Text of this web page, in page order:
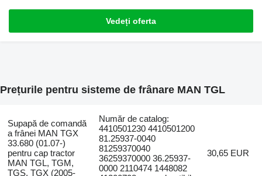
Vedeți oferta
Prețurile pentru sisteme de frânare MAN TGL
Supapă de comandă
a frânei MAN TGX
33.680 (01.07-)
pentru cap tractor
MAN TGL, TGM,
TGS, TGX (2005-
Număr de catalog:
4410501230 4410501200
81.25937-0040
81259370040
36259370000 36.25937-
0000 2110474 1448082
30,65 EUR